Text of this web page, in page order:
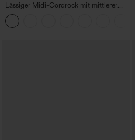
Lässiger Midi-Cordrock mit mittlerer
Bundhöhe und vorderseitiger
Klapptasche